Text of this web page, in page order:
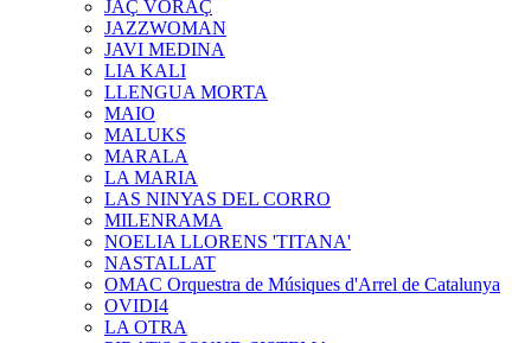
JAÇ VORAÇ
JAZZWOMAN
JAVI MEDINA
LIA KALI
LLENGUA MORTA
MAIO
MALUKS
MARALA
LA MARIA
LAS NINYAS DEL CORRO
MILENRAMA
NOELIA LLORENS 'TITANA'
NASTALLAT
OMAC Orquestra de Músiques d'Arrel de Catalunya
OVIDI4
LA OTRA